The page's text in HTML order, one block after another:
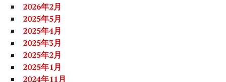
2026年2月
2025年5月
2025年4月
2025年3月
2025年2月
2025年1月
2024年11月